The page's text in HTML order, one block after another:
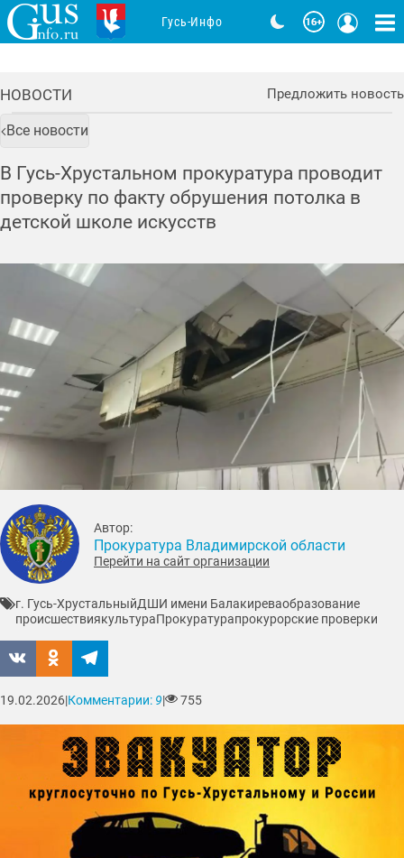
НОВОСТИ Предложить новость
Все новости
В Гусь-Хрустальном прокуратура проводит
проверку по факту обрушения потолка в
детской школе искусств
Автор:
Прокуратура Владимирской области
Перейти на сайт организации
г. Гусь-ХрустальныйДШИ имени Балакиреваобразование
происшествиякультураПрокуратурапрокурорские проверки
19.02.2026|Комментарии: 9| 755
Гусь-Инфо